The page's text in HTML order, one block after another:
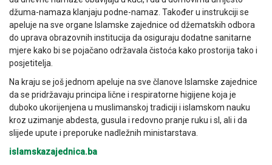
džuma-namaza klanjaju podne-namaz. Također u instrukciji se
apeluje na sve organe Islamske zajednice od džematskih odbora
do uprava obrazovnih institucija da osiguraju dodatne sanitarne
mjere kako bi se pojačano održavala čistoća kako prostorija tako i
posjetitelja.
Na kraju se još jednom apeluje na sve članove Islamske zajednice
da se pridržavaju principa lične i respiratorne higijene koja je
duboko ukorijenjena u muslimanskoj tradiciji i islamskom nauku
kroz uzimanje abdesta, gusula i redovno pranje ruku i sl, ali i da
slijede upute i preporuke nadležnih ministarstava.
islamskazajednica.ba